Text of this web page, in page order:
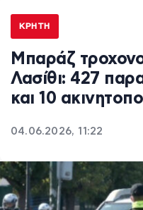
ΚΡΉΤΗ
Μπαράζ
Λασίθι: 427
και 10
04.06.2026, 11:22